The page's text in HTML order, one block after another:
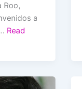
Roo,
a
Read